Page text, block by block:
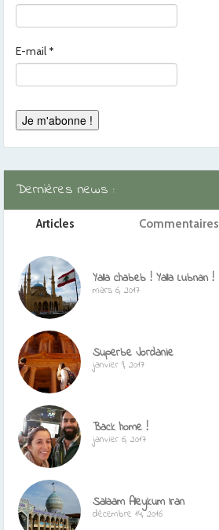
E-mail *
Dernières news :
Articles Commentaires
Yalla chabeb ! Yalla Lubnan !
mars 6, 2017
Superbe Jordanie
janvier 9, 2017
Back home !
janvier 6, 2017
Salaam Aleykum Iran
décembre 14, 2016